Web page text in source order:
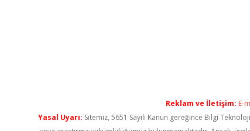
Reklam ve İletişim: E-
Yasal Uyarı: Sitemiz, 5651 Sayılı Kanun gereğince Bilgi